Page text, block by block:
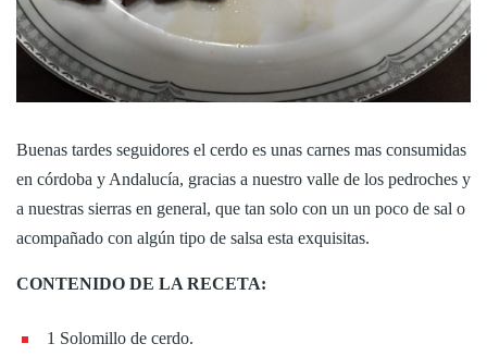
Buenas tardes seguidores el cerdo es unas carnes mas consumidas
en córdoba y Andalucía, gracias a nuestro valle de los pedroches y
a nuestras sierras en general, que tan solo con un un poco de sal o
acompañado con algún tipo de salsa esta exquisitas.
CONTENIDO DE LA RECETA:
1 Solomillo de cerdo.